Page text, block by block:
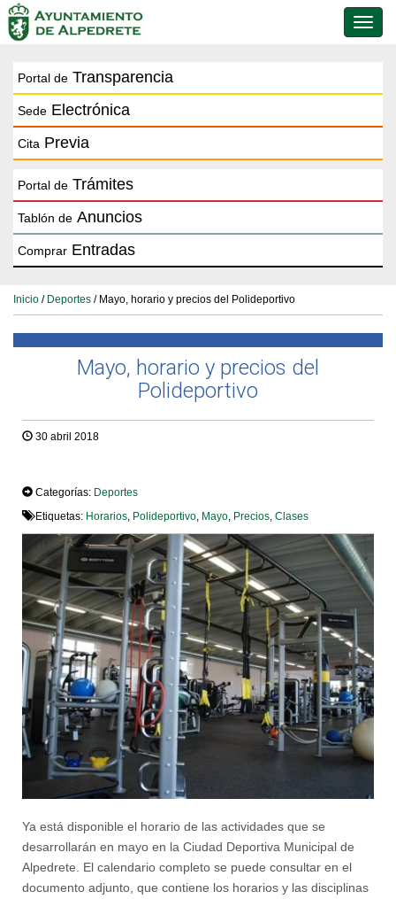
de
Portal de Transparencia
Sede Electrónica
Cita Previa
Portal de Trámites
Tablón de Anuncios
Comprar Entradas
Inicio / Deportes / Mayo, horario y precios del Polideportivo
Mayo, horario y precios del
Polideportivo
30 abril 2018
Categorías: Deportes
Etiquetas: Horarios Polideportivo Mayo Precios Clases
Ya está disponible el horario de las actividades que se
desarrollarán en mayo en la Ciudad Deportiva Municipal de
Alpedrete. El calendario completo se puede consultar en el
documento adjunto, que contiene los horarios y las disciplinas